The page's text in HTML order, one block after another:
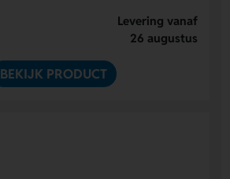
Levering vanaf
26 augustus
BEKIJK PRODUCT